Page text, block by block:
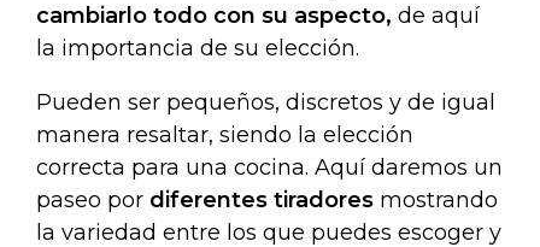
cambiarlo todo con su aspecto, de aquí
la importancia de su elección.
Pueden ser pequeños, discretos y de igual
manera resaltar, siendo la elección
correcta para una cocina. Aquí daremos un
paseo por diferentes tiradores mostrando
la variedad entre los que puedes escoger y